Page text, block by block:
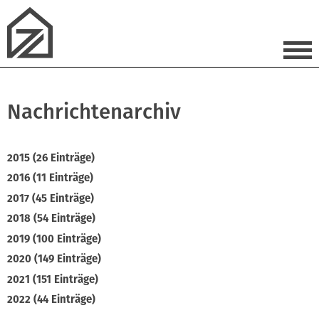
Nachrichtenarchiv
2015 (26 Einträge)
2016 (11 Einträge)
2017 (45 Einträge)
2018 (54 Einträge)
2019 (100 Einträge)
2020 (149 Einträge)
2021 (151 Einträge)
2022 (44 Einträge)